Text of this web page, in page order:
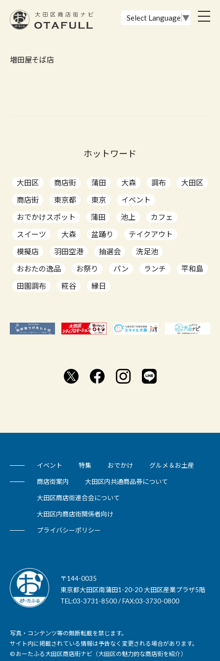
Select Language ▼
増田屋そば店
ホットワード
大田区 商店街 蒲田 大森 調布
大田区
商店街
東京都 東京
イベント
おでかけスポット
蒲田 池上
カフェ
スイーツ
大森 盆踊り
テイクアウト
模擬店
羽田空港 抽選会
洗足池
おおたの逸品
お祭り パン ランチ
平和島
田園調布
糀谷 縁日
イベント 特集 おでかけ グルメ＆お土産
商店街案内 大田区内共通商品券について
大田区商店街連合会について
大田区内商店街関係者向け
プライバシーポリシー
〒144-0035
東京都大田区南蒲田1-20-20 大田区産業プラザ5階
TEL:03-3731-8500 / FAX:03-3730-0800
写真・コンテンツ等の無断転載を禁じます。
サイト内に掲載されている情報は予告なく変更される場合があります。
© おーたふる大田区商店街ナビ（大田区の魅力的な商店街を紹介）